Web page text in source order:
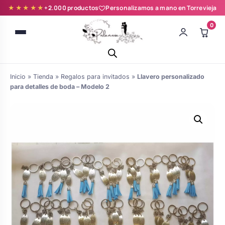
★★★★★+2.000 productos Personalizamos a mano en Torrevieja
0
personalizadas
de boda
Árboles de Huellas para Primera
Comunión
Batas de comunión personalizadas
para niña
Inicio » Tienda » Regalos para invitados » Llavero personalizado
para detalles de boda – Modelo 2